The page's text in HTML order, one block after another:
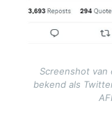
Screenshot van
bekend als